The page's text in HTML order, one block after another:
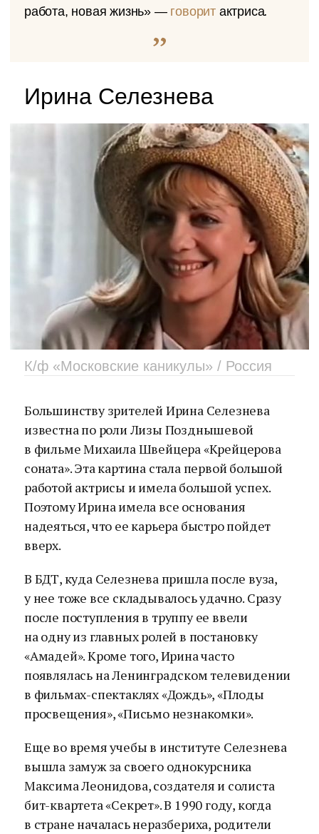
работа, новая жизнь» — говорит актриса.
Ирина Селезнева
К/ф «Московские каникулы» / Россия
Большинству зрителей Ирина Селезнева
известна по роли Лизы Позднышевой
в фильме Михаила Швейцера «Крейцерова
соната». Эта картина стала первой большой
работой актрисы и имела большой успех.
Поэтому Ирина имела все основания
надеяться, что ее карьера быстро пойдет
вверх.
В БДТ, куда Селезнева пришла после вуза,
у нее тоже все складывалось удачно. Сразу
после поступления в труппу ее ввели
на одну из главных ролей в постановку
«Амадей». Кроме того, Ирина часто
появлялась на Ленинградском телевидении
в фильмах-спектаклях «Дождь», «Плоды
просвещения», «Письмо незнакомки».
Еще во время учебы в институте Селезнева
вышла замуж за своего однокурсника
Максима Леонидова, создателя и солиста
бит-квартета «Секрет». В 1990 году, когда
в стране началась неразбериха, родители